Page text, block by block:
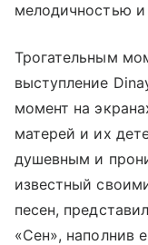
мелодичностью
Трогательным
выступление
момент на
матерей и их
душевным и
известный
песен,
«Сен», наполнив